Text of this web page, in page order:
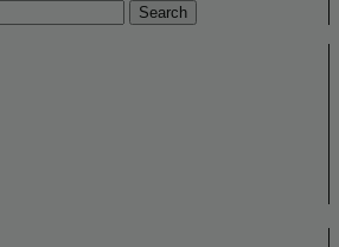
Search